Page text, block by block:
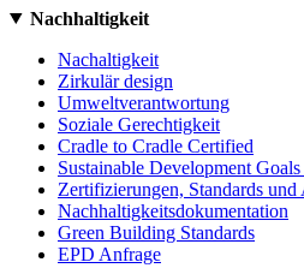
Nachhaltigkeit
Nachaltigkeit
Zirkulär design
Umweltverantwortung
Soziale Gerechtigkeit
Cradle to Cradle Certified
Sustainable Development
Zertifizierungen, Standards
Nachhaltigkeitsdokumentation
Green Building Standards
EPD Anfrage